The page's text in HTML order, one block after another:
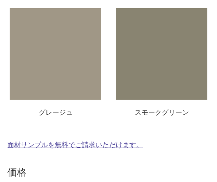
グレージュ スモークグリーン
面材サンプルを無料でご請求いただけます。
価格